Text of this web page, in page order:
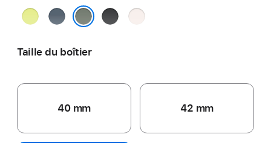
JauneBleu
maritime
Noir
Rose
Taille du boîtier
40 mm 42 mm